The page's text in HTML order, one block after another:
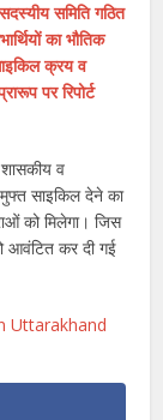
समिति गठित
का भौतिक
क्रय व
पर रिपोर्ट
शासकीय व
मुफ्त साइकिल देने का
को मिलेगा। जिस
आवंटित कर दी गई
Uttarakhand